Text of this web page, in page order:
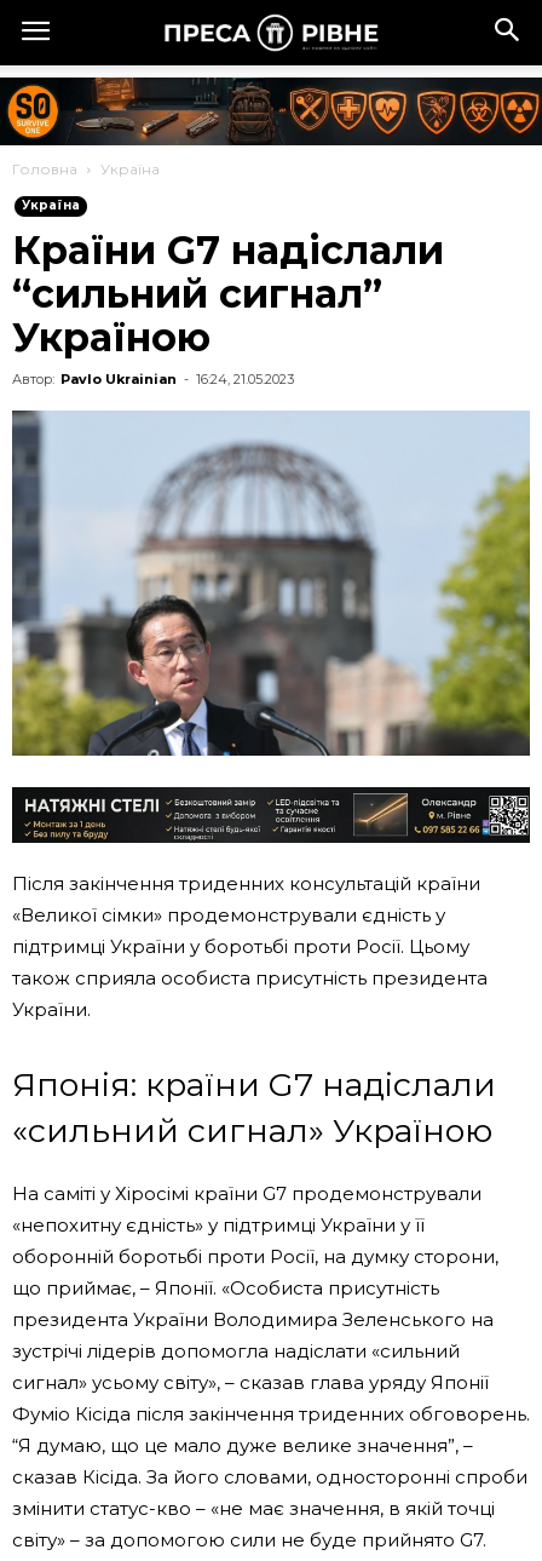
Головна Україна
Україна
Країни G7 надіслали
“сильний сигнал”
Україною
Автор: Pavlo Ukrainian - 16:24, 21.05.2023
Після закінчення триденних консультацій країни
«Великої сімки» продемонстрували єдність у
підтримці України у боротьбі проти Росії. Цьому
також сприяла особиста присутність президента
України.
Японія: країни G7 надіслали
«сильний сигнал» Україною
На саміті у Хіросімі країни G7 продемонстрували
«непохитну єдність» у підтримці України у її
оборонній боротьбі проти Росії, на думку сторони,
що приймає, – Японії. «Особиста присутність
президента України Володимира Зеленського на
зустрічі лідерів допомогла надіслати «сильний
сигнал» усьому світу», – сказав глава уряду Японії
Фуміо Кісіда після закінчення триденних обговорень.
“Я думаю, що це мало дуже велике значення”, –
сказав Кісіда. За його словами, односторонні спроби
змінити статус-кво – «не має значення, в якій точці
світу» – за допомогою сили не буде прийнято G7.